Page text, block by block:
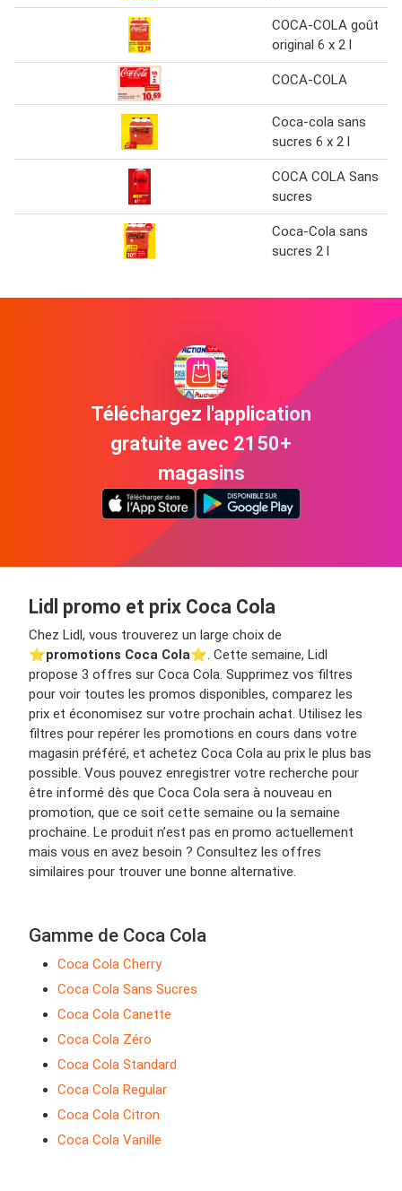
COCA-COLA goût
original 6 x 2 l
COCA-COLA
Coca-cola sans
sucres 6 x 2 l
COCA COLA Sans
sucres
Coca-Cola sans
sucres 2 l
Téléchargez l'application
gratuite avec 2150+
magasins
Lidl promo et prix Coca Cola
Chez Lidl, vous trouverez un large choix de
⭐️promotions Coca Cola⭐️. Cette semaine, Lidl
propose 3 offres sur Coca Cola. Supprimez vos filtres
pour voir toutes les promos disponibles, comparez les
prix et économisez sur votre prochain achat. Utilisez les
filtres pour repérer les promotions en cours dans votre
magasin préféré, et achetez Coca Cola au prix le plus bas
possible. Vous pouvez enregistrer votre recherche pour
être informé dès que Coca Cola sera à nouveau en
promotion, que ce soit cette semaine ou la semaine
prochaine. Le produit n’est pas en promo actuellement
mais vous en avez besoin ? Consultez les offres
similaires pour trouver une bonne alternative.
Gamme de Coca Cola
Coca Cola Cherry
Coca Cola Sans Sucres
Coca Cola Canette
Coca Cola Zéro
Coca Cola Standard
Coca Cola Regular
Coca Cola Citron
Coca Cola Vanille